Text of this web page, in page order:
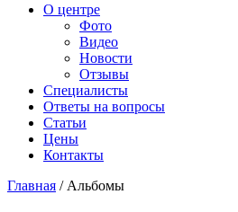
О центре
Фото
Видео
Новости
Отзывы
Специалисты
Ответы на вопросы
Статьи
Цены
Контакты
Главная / Альбомы